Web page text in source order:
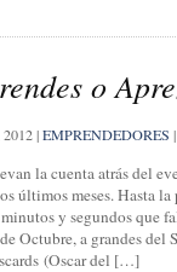
o
2012|EMPRENDEDORES |
la cuenta atrás del
últimos meses. Hasta
y segundos que
Octubre, a grandes
(Oscar del […]